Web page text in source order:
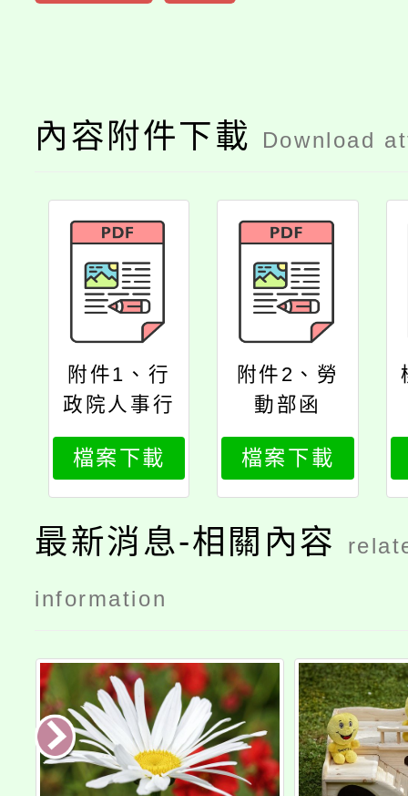
內容附件下載 Download
附件1、行
政院人事行
政總處書函
檔案下載
附件2、勞
動部函
檔案下載
最新消息-相關內容
information